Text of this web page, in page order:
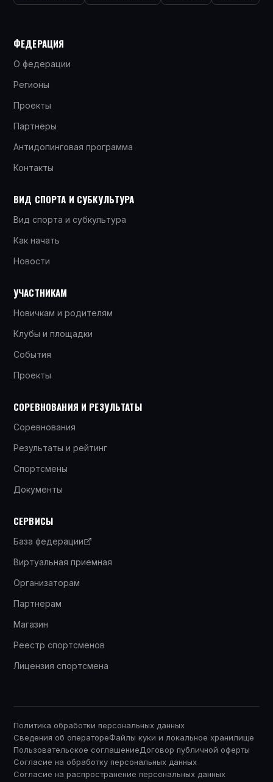
ФЕДЕРАЦИЯ
О федерации
Регионы
Проекты
Партнёры
Антидопинговая программа
Контакты
ВИД СПОРТА И СУБКУЛЬТУРА
Вид спорта и субкультура
Как начать
Новости
УЧАСТНИКАМ
Новичкам и родителям
Клубы и площадки
События
Проекты
СОРЕВНОВАНИЯ И РЕЗУЛЬТАТЫ
Соревнования
Результаты и рейтинг
Спортсмены
Документы
СЕРВИСЫ
База федерации
Виртуальная приемная
Организаторам
Партнерам
Магазин
Реестр спортсменов
Лицензия спортсмена
Политика обработки персональных данных
Сведения об оператореФайлы куки и локальное хранилище
Пользовательское соглашениеДоговор публичной оферты
Согласие на обработку персональных данных
Согласие на распространение персональных данных